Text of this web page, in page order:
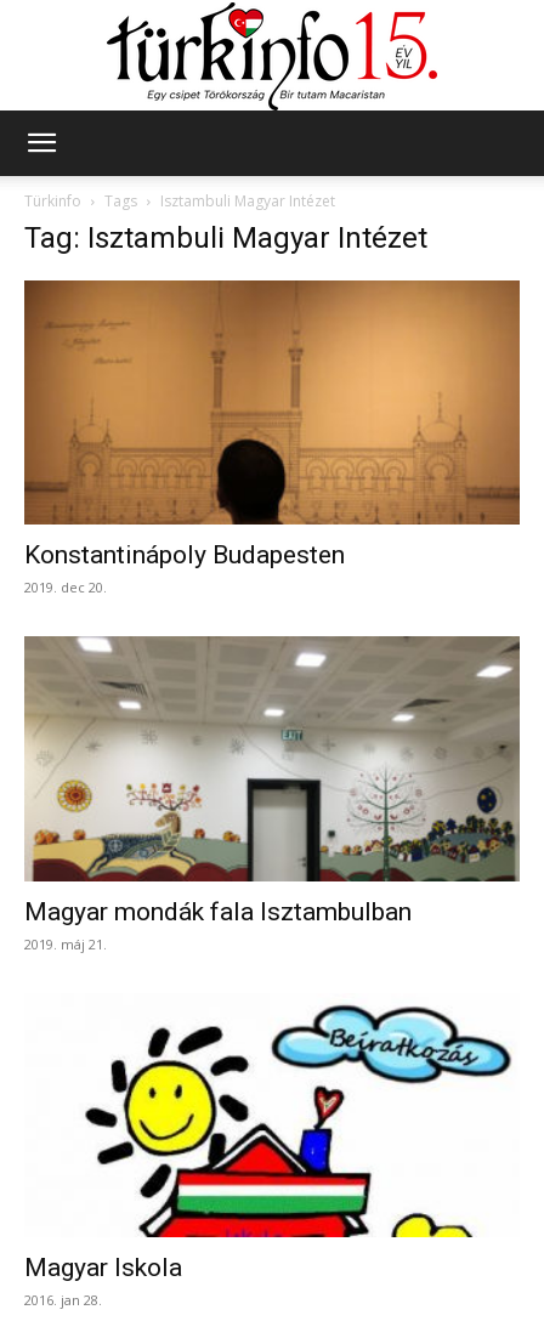
Türkinfo
Tags Isztambuli Magyar Intézet
Tag: Isztambuli Magyar Intézet
Konstantinápoly Budapesten
2019. dec 20.
Magyar mondák fala Isztambulban
2019. máj 21.
Magyar Iskola
2016. jan 28.